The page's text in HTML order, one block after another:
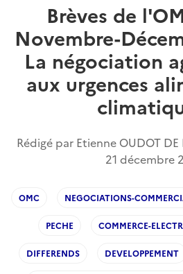
Brèves de
Novembre-
La négociation
aux urgences
Rédigé par Etienne OUDOT DE
21 décembre
OMC NEGOCIATIONS-
PECHE COMMERCE-
DIFFERENDS DEVELOPPEMENT